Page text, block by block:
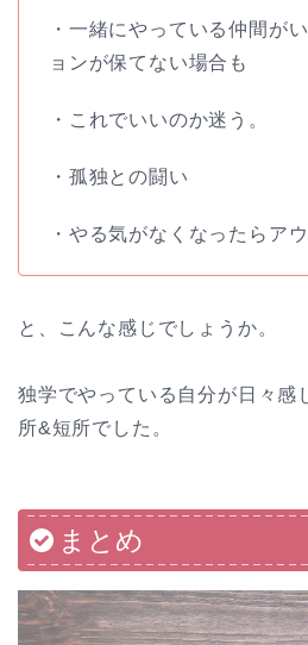
・一緒にやっている仲間が
ョンが保てない場合も
・これでいいのか迷う。
・孤独との闘い
・やる気がなくなったらアウ
と、こんな感じでしょうか。
独学でやっている自分が日々感
所&短所でした。
まとめ